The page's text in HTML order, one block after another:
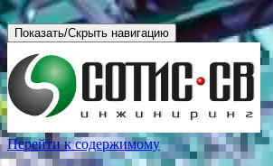
Показать/Скрыть навигацию
Перейти к содержимому